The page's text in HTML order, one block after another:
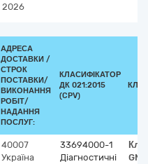
2026
АДРЕСА
ДОСТАВКИ /
СТРОК
ПОСТАВКИ/
ВИКОНАННЯ
РОБІТ/
НАДАННЯ
ПОСЛУГ:
КЛАСИФІКАТОР
ДК 021:2015
(CPV)
40007
Україна
33694000-1
Діагностичні